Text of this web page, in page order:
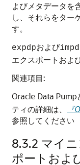
よびメタデータを
し、それらをター
す。
expdpおよび
エクスポートおよ
関連項目:
Oracle Data Pump
ティの詳細は、
参照してください
8.3.2 マイ
ポートおよ